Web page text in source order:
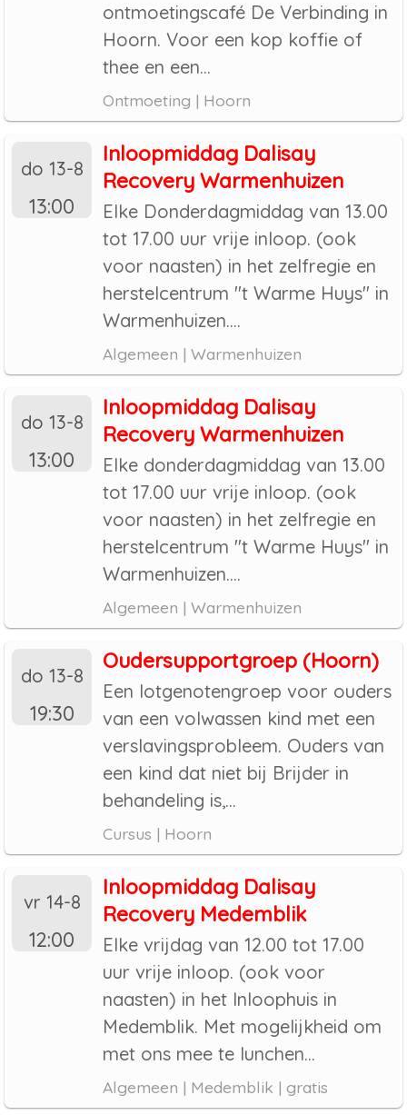
ontmoetingscafé De Verbinding in
Hoorn. Voor een kop koffie of
thee en een...
Ontmoeting | Hoorn
do 13-8
13:00
Inloopmiddag Dalisay
Recovery Warmenhuizen
Elke Donderdagmiddag van 13.00
tot 17.00 uur vrije inloop. (ook
voor naasten) in het zelfregie en
herstelcentrum "t Warme Huys" in
Warmenhuizen....
Algemeen | Warmenhuizen
do 13-8
13:00
Inloopmiddag Dalisay
Recovery Warmenhuizen
Elke donderdagmiddag van 13.00
tot 17.00 uur vrije inloop. (ook
voor naasten) in het zelfregie en
herstelcentrum "t Warme Huys" in
Warmenhuizen....
Algemeen | Warmenhuizen
do 13-8
19:30
Oudersupportgroep (Hoorn)
Een lotgenotengroep voor ouders
van een volwassen kind met een
verslavingsprobleem. Ouders van
een kind dat niet bij Brijder in
behandeling is,...
Cursus | Hoorn
vr 14-8
12:00
Inloopmiddag Dalisay
Recovery Medemblik
Elke vrijdag van 12.00 tot 17.00
uur vrije inloop. (ook voor
naasten) in het Inloophuis in
Medemblik. Met mogelijkheid om
met ons mee te lunchen...
Algemeen | Medemblik | gratis